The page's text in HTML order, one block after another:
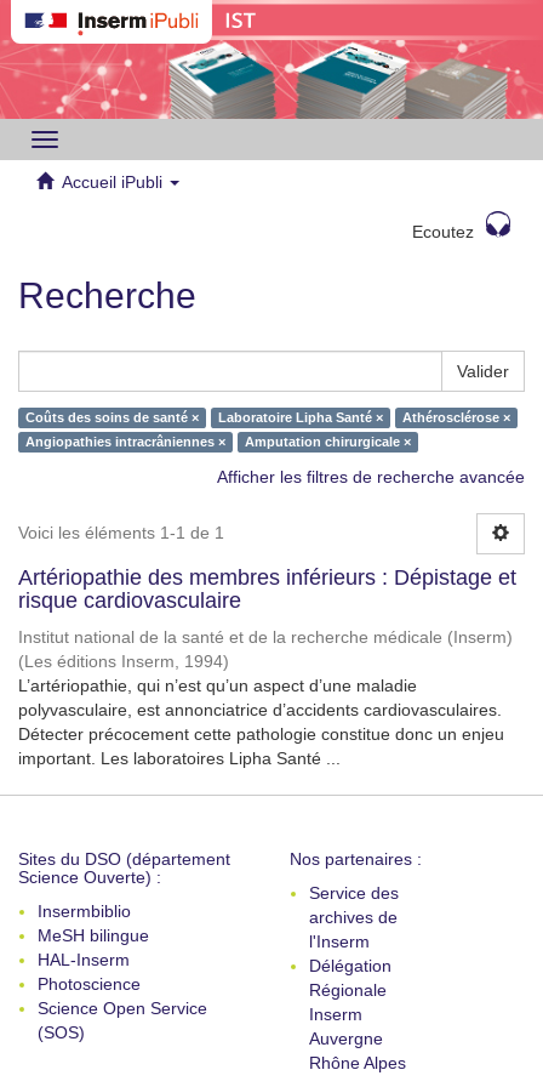
Toggle
navigation
Accueil iPubli
Ecoutez
Recherche
Valider
Coûts des soins de santé × Laboratoire Lipha Santé ×
Athérosclérose ×
Angiopathies intracrâniennes ×
Amputation chirurgicale ×
Afficher les filtres de recherche avancée
Voici les éléments 1-1 de 1
Artériopathie des membres inférieurs : Dépistage et
risque cardiovasculaire
Institut national de la santé et de la recherche médicale (Inserm)
(Les éditions Inserm, 1994)
L’artériopathie, qui n’est qu’un aspect d’une maladie
polyvasculaire, est annonciatrice d’accidents cardiovasculaires.
Détecter précocement cette pathologie constitue donc un enjeu
important. Les laboratoires Lipha Santé ...
Sites du DSO (département
Science Ouverte) :
Insermbiblio
MeSH bilingue
HAL-Inserm
Photoscience
Science Open Service
(SOS)
Nos partenaires :
Service des
archives de
l'Inserm
Délégation
Régionale
Inserm
Auvergne
Rhône Alpes